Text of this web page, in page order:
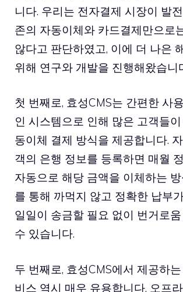
니다. 우리는 전자결제 시장이 발
존의 자동이체와 카드결제만으로
않다고 판단하였고, 이에 더 나은
위해 연구와 개발을 진행해왔습니
첫 번째로, 효성CMS는 간편한 사
인 시스템으로 인해 많은 고객들
동이체 결제 방식을 제공합니다.
객의 은행 정보를 등록하면 매월
자동으로 해당 금액을 이체하는 방
를 통해 까먹지 않고 정확한 납부
일일이 송금할 필요 없이 번거로
수 있습니다.
두 번째로, 효성CMS에서 제공하
비스 역시 매우 유용합니다. 오프